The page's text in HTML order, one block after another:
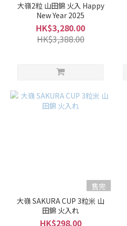
大嶺2粒 山田錦 火入 Happy
New Year 2025
HK$3,280.00
HK$3,388.00
售完
大嶺 SAKURA CUP 3粒米 山
田錦 火入れ
HK$298.00